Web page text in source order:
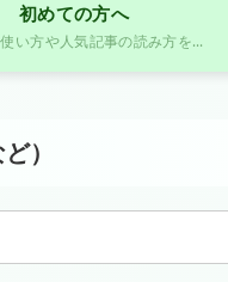
初めての方へ
ブログの使い方や人気記事の読み方をわかりやすく紹介しています。
）